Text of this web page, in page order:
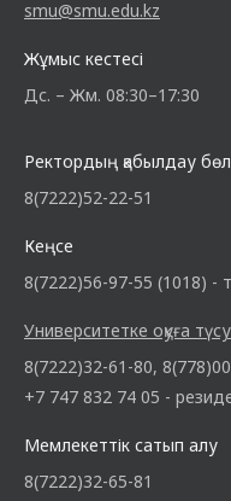
smu@smu.edu.kz
Жұмыс кестесі
Дс. – Жм. 08:30–17:30
Ректордың қабылдау
8(7222)52-22-51
Кеңсе
8(7222)56-97-55 (1018) -
Университетке оқуға түсу
8(7222)32-61-80,
+7 747 832 74 05 -
Мемлекеттік сатып алу
8(7222)32-65-81